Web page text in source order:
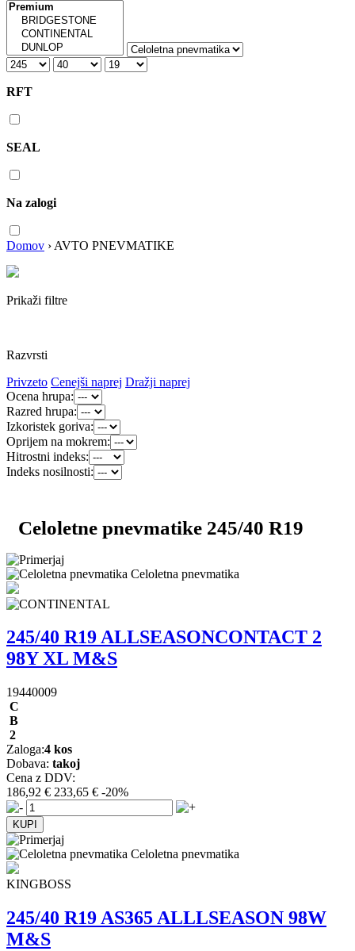
RFT
SEAL
Na zalogi
Domov › AVTO PNEVMATIKE
Prikaži filtre
Razvrsti
Privzeto Cenejši naprej Dražji naprej
Ocena hrupa:
Razred hrupa:
Izkoristek goriva:
Oprijem na mokrem:
Hitrostni indeks:
Indeks nosilnosti:
Celoletne pnevmatike 245/40 R19
Celoletna pnevmatika
245/40 R19 ALLSEASONCONTACT 2
98Y XL M&S
19440009
C
B
2
Zaloga:4 kos
Dobava: takoj
Cena z DDV:
186,92 € 233,65 € -20%
Celoletna pnevmatika
KINGBOSS
245/40 R19 AS365 ALLLSEASON 98W
M&S